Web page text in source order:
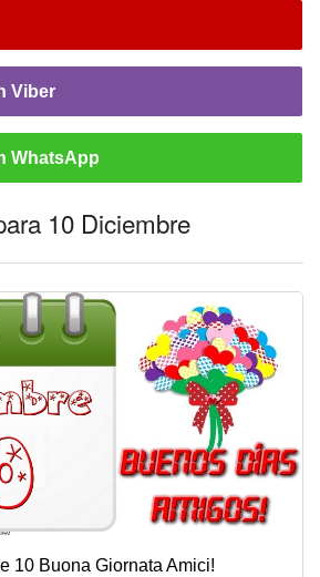
Viber
WhatsApp
10 Diciembre
10 Buona Giornata Amici!